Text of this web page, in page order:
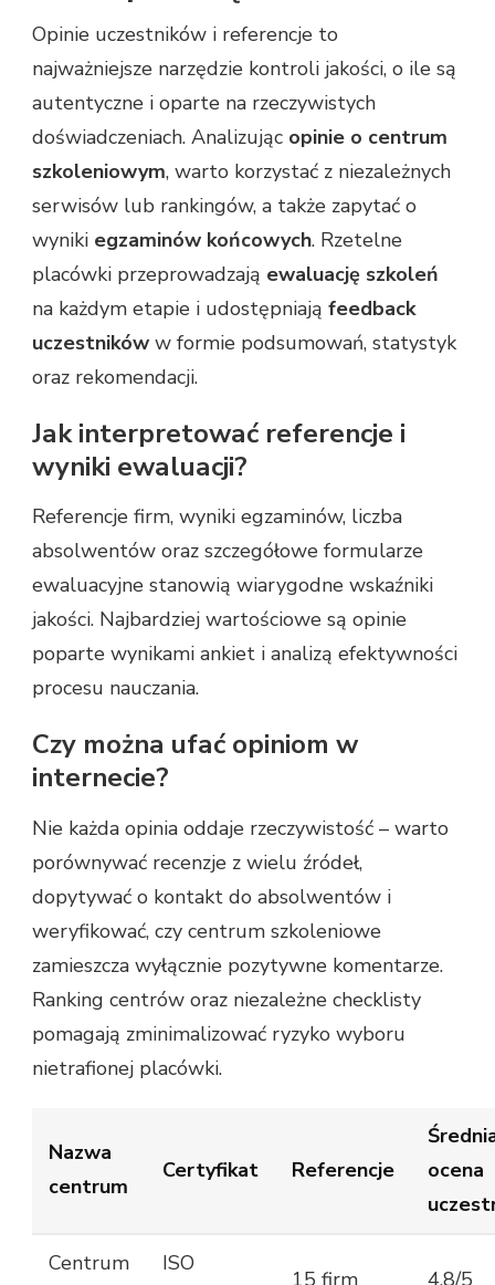
Opinie uczestników i referencje to
najważniejsze narzędzie kontroli jakości, o ile są
autentyczne i oparte na rzeczywistych
doświadczeniach. Analizując opinie o centrum
szkoleniowym, warto korzystać z niezależnych
serwisów lub rankingów, a także zapytać o
wyniki egzaminów końcowych. Rzetelne
placówki przeprowadzają ewaluację szkoleń
na każdym etapie i udostępniają feedback
uczestników w formie podsumowań, statystyk
oraz rekomendacji.
Jak interpretować referencje i
wyniki ewaluacji?
Referencje firm, wyniki egzaminów, liczba
absolwentów oraz szczegółowe formularze
ewaluacyjne stanowią wiarygodne wskaźniki
jakości. Najbardziej wartościowe są opinie
poparte wynikami ankiet i analizą efektywności
procesu nauczania.
Czy można ufać opiniom w
internecie?
Nie każda opinia oddaje rzeczywistość – warto
porównywać recenzje z wielu źródeł,
dopytywać o kontakt do absolwentów i
weryfikować, czy centrum szkoleniowe
zamieszcza wyłącznie pozytywne komentarze.
Ranking centrów oraz niezależne checklisty
pomagają zminimalizować ryzyko wyboru
nietrafionej placówki.
Nazwa
centrum
Certyfikat Referencje
ocena
Centrum
ISO
15 firm 4,8/5